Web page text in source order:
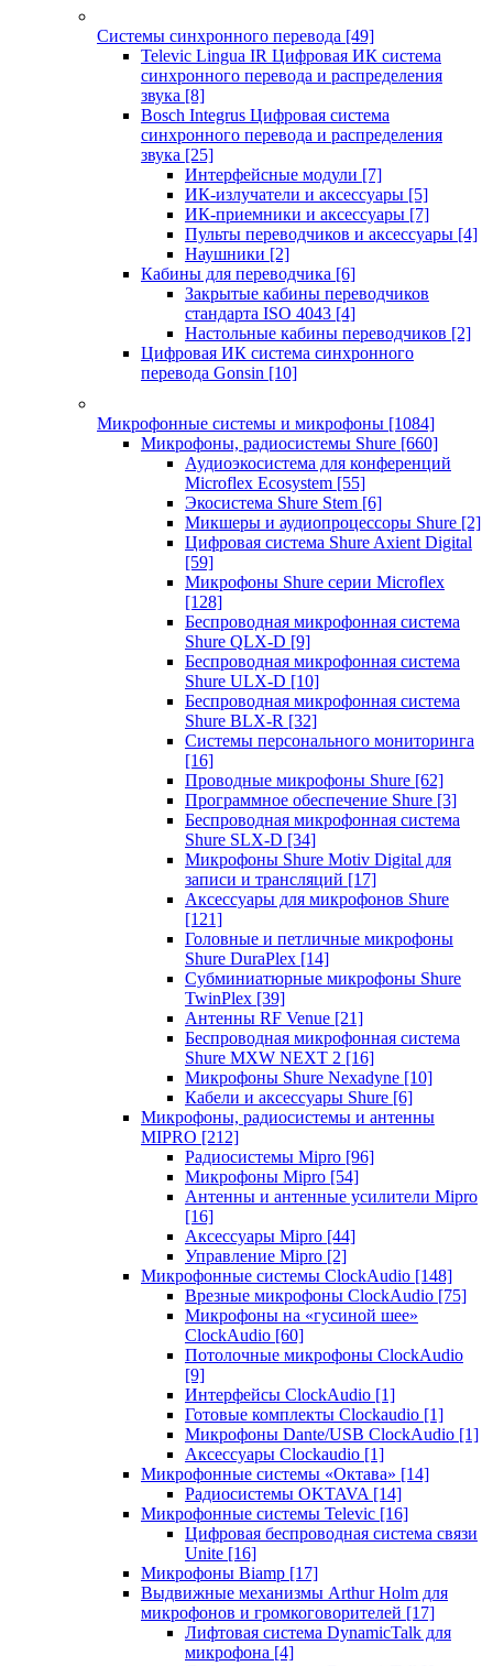
Системы синхронного перевода [49]
Televic Lingua IR Цифровая ИК система
синхронного перевода и распределения
звука [8]
Bosch Integrus Цифровая система
синхронного перевода и распределения
звука [25]
Интерфейсные модули [7]
ИК-излучатели и аксессуары [5]
ИК-приемники и аксессуары [7]
Пульты переводчиков и аксессуары [4]
Наушники [2]
Кабины для переводчика [6]
Закрытые кабины переводчиков
стандарта ISO 4043 [4]
Настольные кабины переводчиков [2]
Цифровая ИК система синхронного
перевода Gonsin [10]
Микрофонные системы и микрофоны [1084]
Микрофоны, радиосистемы Shure [660]
Аудиоэкосистема для конференций
Microflex Ecosystem [55]
Экосистема Shure Stem [6]
Микшеры и аудиопроцессоры Shure [2]
Цифровая система Shure Axient Digital
[59]
Микрофоны Shure серии Microflex
[128]
Беспроводная микрофонная система
Shure QLX-D [9]
Беспроводная микрофонная система
Shure ULX-D [10]
Беспроводная микрофонная система
Shure BLX-R [32]
Системы персонального мониторинга
[16]
Проводные микрофоны Shure [62]
Программное обеспечение Shure [3]
Беспроводная микрофонная система
Shure SLX-D [34]
Микрофоны Shure Motiv Digital для
записи и трансляций [17]
Аксессуары для микрофонов Shure
[121]
Головные и петличные микрофоны
Shure DuraPlex [14]
Субминиатюрные микрофоны Shure
TwinPlex [39]
Антенны RF Venue [21]
Беспроводная микрофонная система
Shure MXW NEXT 2 [16]
Микрофоны Shure Nexadyne [10]
Кабели и аксессуары Shure [6]
Микрофоны, радиосистемы и антенны
MIPRO [212]
Радиосистемы Mipro [96]
Микрофоны Mipro [54]
Антенны и антенные усилители Mipro
[16]
Аксессуары Mipro [44]
Управление Mipro [2]
Микрофонные системы ClockAudio [148]
Врезные микрофоны ClockAudio [75]
Микрофоны на «гусиной шее»
ClockAudio [60]
Потолочные микрофоны ClockAudio
[9]
Интерфейсы ClockAudio [1]
Готовые комплекты Clockaudio [1]
Микрофоны Dante/USB ClockAudio [1]
Аксессуары Clockaudio [1]
Микрофонные системы «Октава» [14]
Радиосистемы OKTAVA [14]
Микрофонные системы Televic [16]
Цифровая беспроводная система связи
Unite [16]
Микрофоны Biamp [17]
Выдвижные механизмы Arthur Holm для
микрофонов и громкоговорителей [17]
Лифтовая система DynamicTalk для
микрофона [4]